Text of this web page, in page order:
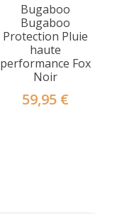
Bugaboo
Bugaboo
Protection Pluie
haute
performance Fox
Noir
59,95 €